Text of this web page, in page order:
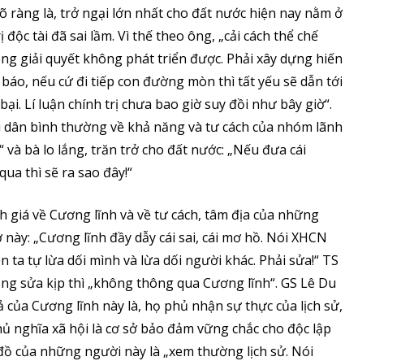
là, trở ngại lớn nhất cho đất nước hiện nay nằm ở
tài đã sai lầm. Vì thế theo ông, „cải cách thể chế
giải quyết không phát triển được. Phải xây dựng hiến
báo, nếu cứ đi tiếp con đường mòn thì tất yếu sẽ dẫn tới
Lí luận chính trị chưa bao giờ suy đồi như bây giờ“.
bình thường về khả năng và tư cách của nhóm lãnh
và bà lo lắng, trăn trở cho đất nước: „Nếu đưa cái
thì sẽ ra sao đây!“
về Cương lĩnh và về tư cách, tâm địa của những
„Cương lĩnh đầy dẫy cái sai, cái mơ hồ. Nói XHCN
ta tự lừa dối mình và lừa dối người khác. Phải sửa!“ TS
sửa kịp thì „không thông qua Cương lĩnh“. GS Lê Du
Cương lĩnh này là, họ phủ nhận sự thực của lịch sử,
nghĩa xã hội là cơ sở bảo đảm vững chắc cho độc lập
của những người này là „xem thường lịch sử. Nói